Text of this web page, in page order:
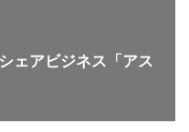
ェアビジネス「アス